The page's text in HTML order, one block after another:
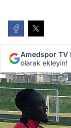
Amedspor TV
olarak ekleyin!